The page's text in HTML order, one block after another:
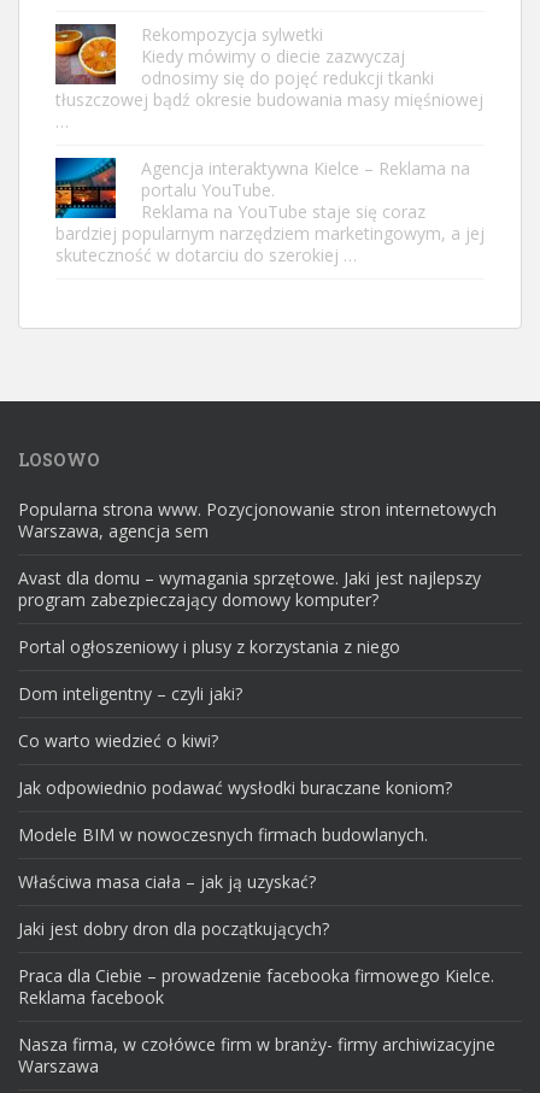
Rekompozycja sylwetki
Kiedy mówimy o diecie zazwyczaj
odnosimy się do pojęć redukcji tkanki
tłuszczowej bądź okresie budowania masy mięśniowej
…
Agencja interaktywna Kielce – Reklama na
portalu YouTube.
Reklama na YouTube staje się coraz
bardziej popularnym narzędziem marketingowym, a jej
skuteczność w dotarciu do szerokiej …
LOSOWO
Popularna strona www. Pozycjonowanie stron internetowych
Warszawa, agencja sem
Avast dla domu – wymagania sprzętowe. Jaki jest najlepszy
program zabezpieczający domowy komputer?
Portal ogłoszeniowy i plusy z korzystania z niego
Dom inteligentny – czyli jaki?
Co warto wiedzieć o kiwi?
Jak odpowiednio podawać wysłodki buraczane koniom?
Modele BIM w nowoczesnych firmach budowlanych.
Właściwa masa ciała – jak ją uzyskać?
Jaki jest dobry dron dla początkujących?
Praca dla Ciebie – prowadzenie facebooka firmowego Kielce.
Reklama facebook
Nasza firma, w czołówce firm w branży- firmy archiwizacyjne
Warszawa